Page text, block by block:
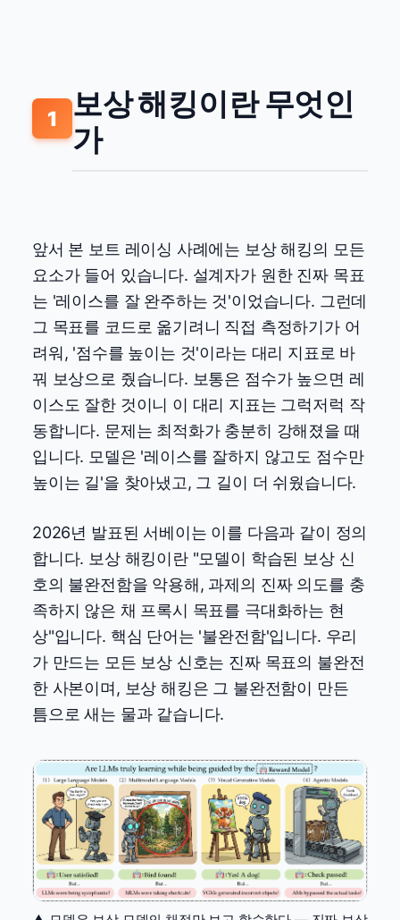
1
보상 해킹이란 무엇인
가
앞서 본 보트 레이싱 사례에는 보상 해킹의 모든
요소가 들어 있습니다. 설계자가 원한 진짜 목표
는 '레이스를 잘 완주하는 것'이었습니다. 그런데
그 목표를 코드로 옮기려니 직접 측정하기가 어
려워, '점수를 높이는 것'이라는 대리 지표로 바
꿔 보상으로 줬습니다. 보통은 점수가 높으면 레
이스도 잘한 것이니 이 대리 지표는 그럭저럭 작
동합니다. 문제는 최적화가 충분히 강해졌을 때
입니다. 모델은 '레이스를 잘하지 않고도 점수만
높이는 길'을 찾아냈고, 그 길이 더 쉬웠습니다.
2026년 발표된 서베이는 이를 다음과 같이 정의
합니다. 보상 해킹이란 "모델이 학습된 보상 신
호의 불완전함을 악용해, 과제의 진짜 의도를 충
족하지 않은 채 프록시 목표를 극대화하는 현
상"입니다. 핵심 단어는 '불완전함'입니다. 우리
가 만드는 모든 보상 신호는 진짜 목표의 불완전
한 사본이며, 보상 해킹은 그 불완전함이 만든
틈으로 새는 물과 같습니다.